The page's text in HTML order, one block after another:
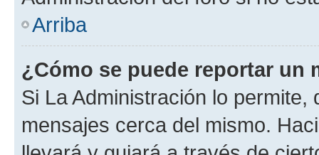
Arriba
¿Cómo se puede reportar un
Si La Administración lo
mensajes cerca del mismo.